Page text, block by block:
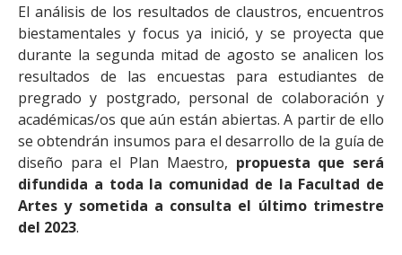
El análisis de los resultados de claustros, encuentros
biestamentales y focus ya inició, y se proyecta que
durante la segunda mitad de agosto se analicen los
resultados de las encuestas para estudiantes de
pregrado y postgrado, personal de colaboración y
académicas/os que aún están abiertas. A partir de ello
se obtendrán insumos para el desarrollo de la guía de
diseño para el Plan Maestro, propuesta que será
difundida a toda la comunidad de la Facultad de
Artes y sometida a consulta el último trimestre
del 2023.